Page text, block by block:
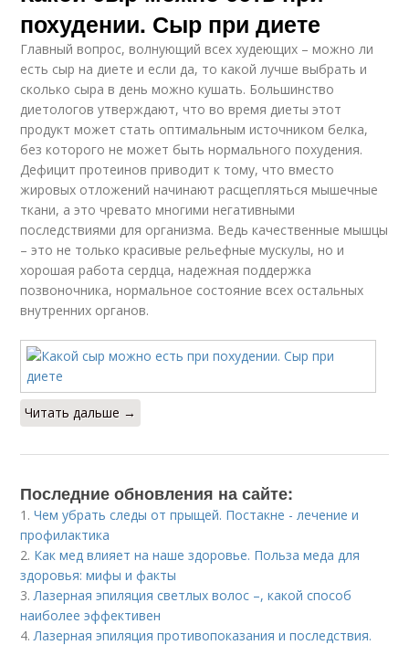
похудении. Сыр при диете
Главный вопрос, волнующий всех худеющих – можно ли
есть сыр на диете и если да, то какой лучше выбрать и
сколько сыра в день можно кушать. Большинство
диетологов утверждают, что во время диеты этот
продукт может стать оптимальным источником белка,
без которого не может быть нормального похудения.
Дефицит протеинов приводит к тому, что вместо
жировых отложений начинают расщепляться мышечные
ткани, а это чревато многими негативными
последствиями для организма. Ведь качественные мышцы
– это не только красивые рельефные мускулы, но и
хорошая работа сердца, надежная поддержка
позвоночника, нормальное состояние всех остальных
внутренних органов.
Читать дальше →
Последние обновления на сайте:
1.Чем убрать следы от прыщей. Постакне - лечение и
профилактика
2. Как мед влияет на наше здоровье. Польза меда для
здоровья: мифы и факты
3.Лазерная эпиляция светлых волос –, какой способ
наиболее эффективен
4.Лазерная эпиляция противопоказания и последствия.